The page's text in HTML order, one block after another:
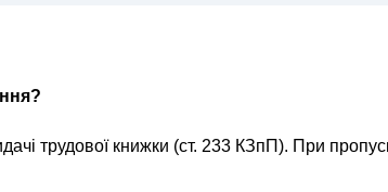
трудової книжки (ст. 233 КЗпП). При